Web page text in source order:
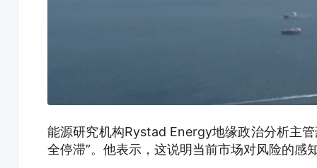
能源研究机构Rystad Energy地缘政治分析主
全停滞”。他表示，这说明当前市场对风险的